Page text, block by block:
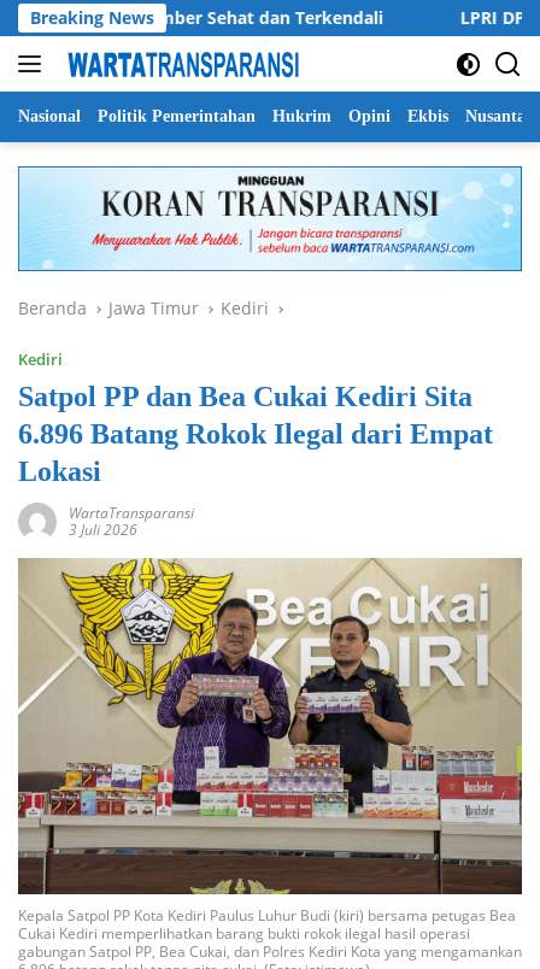
Langsung
ke
konten
Breaking News
Jember Sehat dan Terkendali LPRI DPC
Nasional Politik Pemerintahan Hukrim Opini Ekbis Nusantara
Beranda Jawa Timur Kediri
Kediri
Satpol PP dan Bea Cukai Kediri Sita
6.896 Batang Rokok Ilegal dari Empat
Lokasi
WartaTransparansi
3 Juli 2026
Kepala Satpol PP Kota Kediri Paulus Luhur Budi (kiri) bersama petugas Bea
Cukai Kediri memperlihatkan barang bukti rokok ilegal hasil operasi
gabungan Satpol PP, Bea Cukai, dan Polres Kediri Kota yang mengamankan